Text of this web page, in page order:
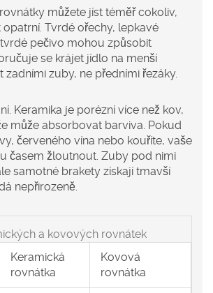
můžete jíst téměř cokoliv,
Tvrdé ořechy, lepkavé
pečivo mohou způsobit
se krájet jídlo na menší
zadními zuby, ne předními řezáky.
Keramika je porézní více než kov,
může absorbovat barviva. Pokud
červeného vína nebo kouříte, vaše
časem žloutnout. Zuby pod nimi
samotné brakety získají tmavší
nepřirozeně.
a kovových rovnátek
Keramická
rovnátka
Kovová
rovnátka